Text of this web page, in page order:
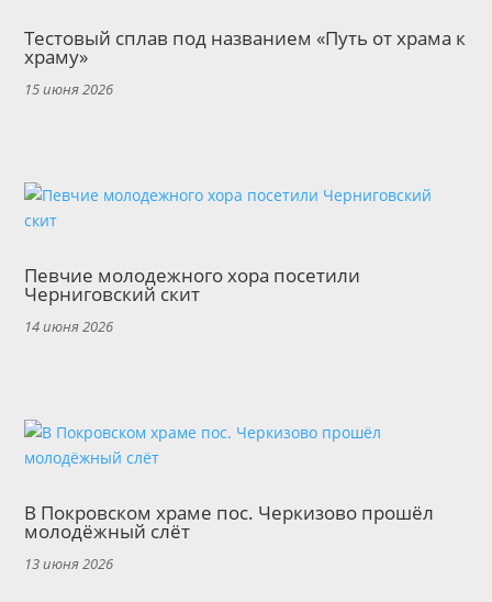
Тестовый сплав под названием «Путь от храма к
храму»
15 июня 2026
Певчие молодежного хора посетили
Черниговский скит
14 июня 2026
В Покровском храме пос. Черкизово прошёл
молодёжный слёт
13 июня 2026